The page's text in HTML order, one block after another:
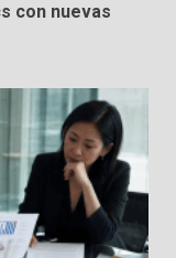
con nuevas